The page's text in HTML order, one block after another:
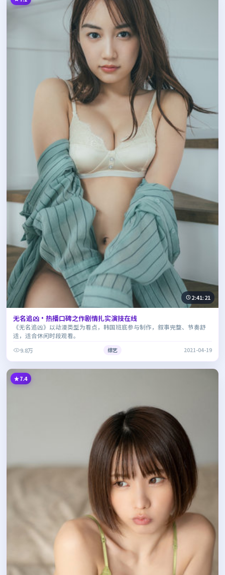
2:41:21
无名追凶·热播口碑之作剧情扎实演技在线
《无名追凶》以动漫类型为看点，韩国班底参与制作，叙事完整、节奏舒
适，适合休闲时段观看。
9.8万
综艺 2021-04-19
7.4